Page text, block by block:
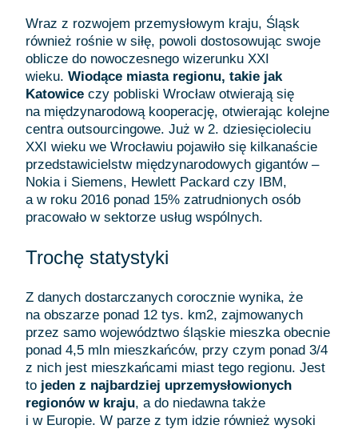
Wraz z rozwojem przemysłowym kraju, Śląsk
również rośnie w siłę, powoli dostosowując swoje
oblicze do nowoczesnego wizerunku XXI
wieku. Wiodące miasta regionu, takie jak
Katowice czy pobliski Wrocław otwierają się
na międzynarodową kooperację, otwierając kolejne
centra outsourcingowe. Już w 2. dziesięcioleciu
XXI wieku we Wrocławiu pojawiło się kilkanaście
przedstawicielstw międzynarodowych gigantów –
Nokia i Siemens, Hewlett Packard czy IBM,
a w roku 2016 ponad 15% zatrudnionych osób
pracowało w sektorze usług wspólnych.
Trochę statystyki
Z danych dostarczanych corocznie wynika, że
na obszarze ponad 12 tys. km2, zajmowanych
przez samo województwo śląskie mieszka obecnie
ponad 4,5 mln mieszkańców, przy czym ponad 3/4
z nich jest mieszkańcami miast tego regionu. Jest
to jeden z najbardziej uprzemysłowionych
regionów w kraju, a do niedawna także
i w Europie. W parze z tym idzie również wysoki